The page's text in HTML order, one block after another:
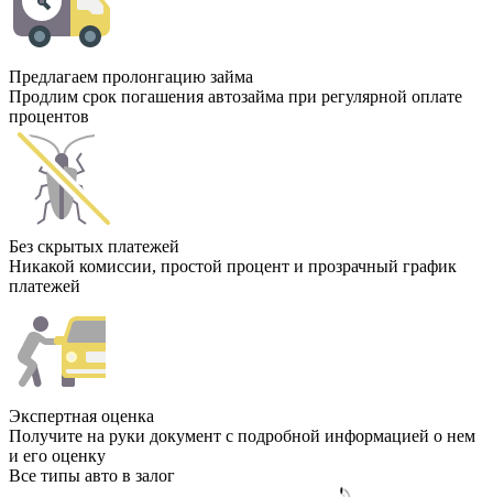
Предлагаем пролонгацию займа
Продлим срок погашения автозайма при регулярной оплате
процентов
Без скрытых платежей
Никакой комиссии, простой процент и прозрачный график
платежей
Экспертная оценка
Получите на руки документ с подробной информацией о нем
и его оценку
Все типы авто в залог